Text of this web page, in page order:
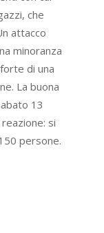
che
attacco
minoranza
di una
La buona
13
si
persone.